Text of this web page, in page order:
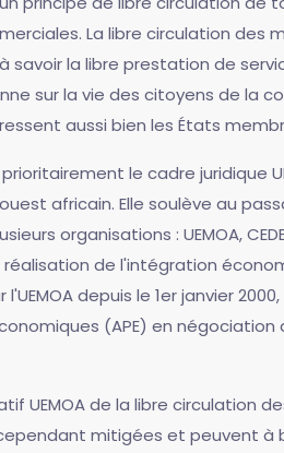
La libre circulation des
savoir la libre prestation de
sur la vie des citoyens de la
aussi bien les États
le cadre juridique
africain. Elle soulève au
organisations : UEMOA,
de l'intégration
l'UEMOA depuis le 1er janvier
(APE) en
UEMOA de la libre circulation
mitigées et peuvent à